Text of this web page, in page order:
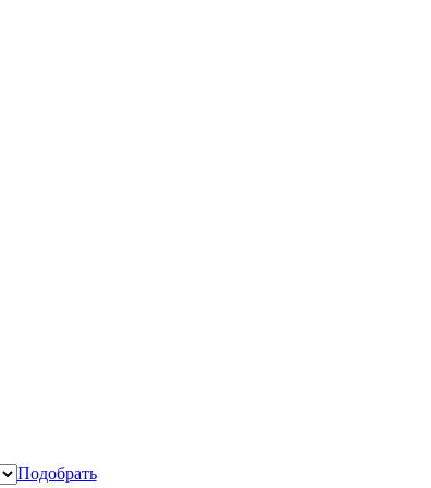
Подобрать